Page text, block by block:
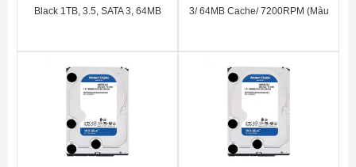
Black 1TB, 3.5, SATA 3, 64MB
3/ 64MB Cache/ 7200RPM (Màu